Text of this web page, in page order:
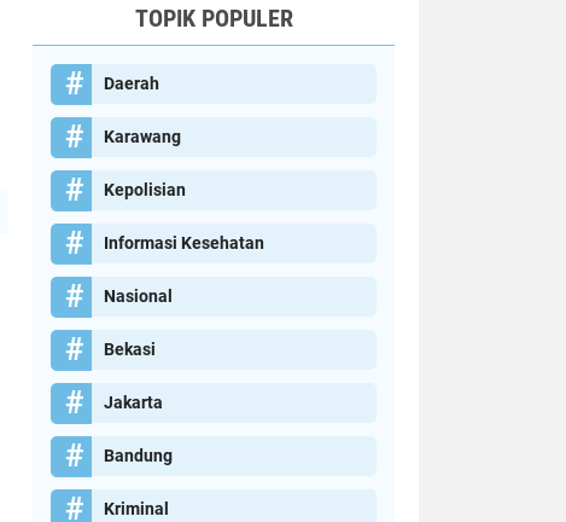
TOPIK POPULER
Daerah
Karawang
Kepolisian
Informasi Kesehatan
Nasional
Bekasi
Jakarta
Bandung
Kriminal